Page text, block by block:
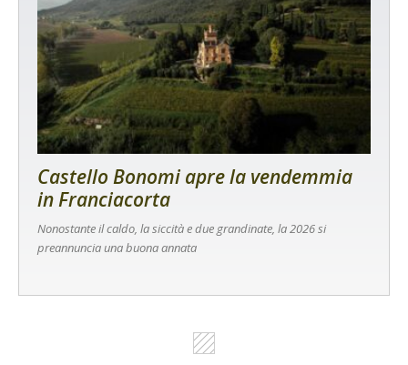
Castello Bonomi apre la vendemmia
in Franciacorta
Nonostante il caldo, la siccità e due grandinate, la 2026 si
preannuncia una buona annata